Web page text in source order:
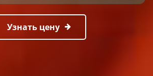
Узнать цену